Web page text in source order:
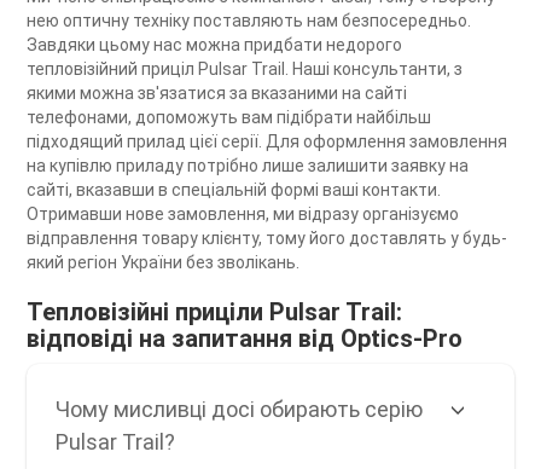
нею оптичну техніку поставляють нам безпосередньо.
Завдяки цьому нас можна придбати недорого
тепловізійний приціл Pulsar Trail. Наші консультанти, з
якими можна зв'язатися за вказаними на сайті
телефонами, допоможуть вам підібрати найбільш
підходящий прилад цієї серії. Для оформлення замовлення
на купівлю приладу потрібно лише залишити заявку на
сайті, вказавши в спеціальній формі ваші контакти.
Отримавши нове замовлення, ми відразу організуємо
відправлення товару клієнту, тому його доставлять у будь-
який регіон України без зволікань.
Тепловізійні приціли Pulsar Trail:
відповіді на запитання від Optics-Pro
Чому мисливці досі обирають серію
Pulsar Trail?